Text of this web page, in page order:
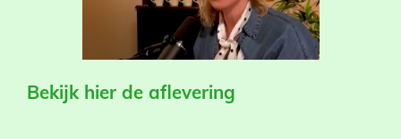
Bekijk hier de aflevering